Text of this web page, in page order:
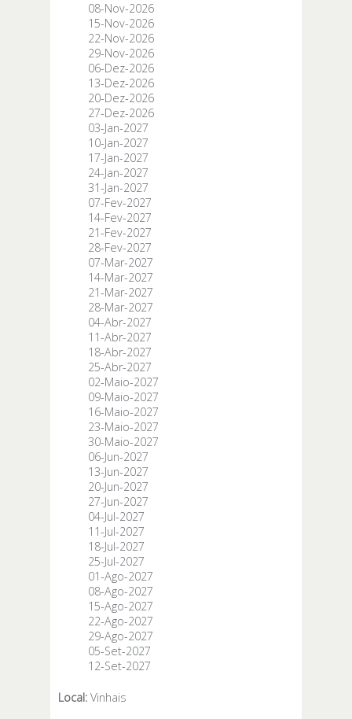
08-Nov-2026
15-Nov-2026
22-Nov-2026
29-Nov-2026
06-Dez-2026
13-Dez-2026
20-Dez-2026
27-Dez-2026
03-Jan-2027
10-Jan-2027
17-Jan-2027
24-Jan-2027
31-Jan-2027
07-Fev-2027
14-Fev-2027
21-Fev-2027
28-Fev-2027
07-Mar-2027
14-Mar-2027
21-Mar-2027
28-Mar-2027
04-Abr-2027
11-Abr-2027
18-Abr-2027
25-Abr-2027
02-Maio-2027
09-Maio-2027
16-Maio-2027
23-Maio-2027
30-Maio-2027
06-Jun-2027
13-Jun-2027
20-Jun-2027
27-Jun-2027
04-Jul-2027
11-Jul-2027
18-Jul-2027
25-Jul-2027
01-Ago-2027
08-Ago-2027
15-Ago-2027
22-Ago-2027
29-Ago-2027
05-Set-2027
12-Set-2027
Local: Vinhais